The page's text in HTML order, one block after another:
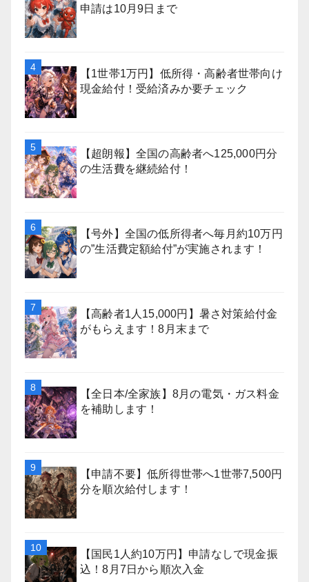
申請は10月9日まで
【1世帯1万円】低所得・高齢者世帯向け
現金給付！受給済みか要チェック
【超朗報】全国の高齢者へ125,000円分
の生活費を継続給付！
【号外】全国の低所得者へ毎月約10万円
の”生活費定額給付”が実施されます！
【高齢者1人15,000円】暑さ対策給付金
がもらえます！8月末まで
【全日本/全家族】8月の電気・ガス料金
を補助します！
【申請不要】低所得世帯へ1世帯7,500円
分を順次給付します！
【国民1人約10万円】申請なしで現金振
込！8月7日から順次入金